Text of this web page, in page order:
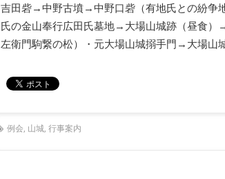
吉田砦→中野古墳→中野口砦（有地氏との紛争
氏の金山奉行広田氏墓地→大場山城跡（昼食
左衛門駒繋の松）・元大場山城搦手門→大場山
例会, 山城,行事案内